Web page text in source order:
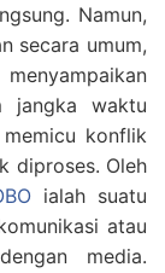
Namun,
secara umum,
jangka waktu
konflik
diproses. Oleh
ialah suatu
atau
media.